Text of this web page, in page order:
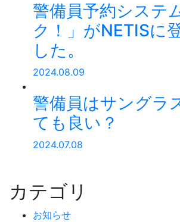
警備員予約システ
ク！」がNETISに
した。
2024.08.09
警備員はサングラ
ても良い？
2024.07.08
カテゴリ
お知らせ